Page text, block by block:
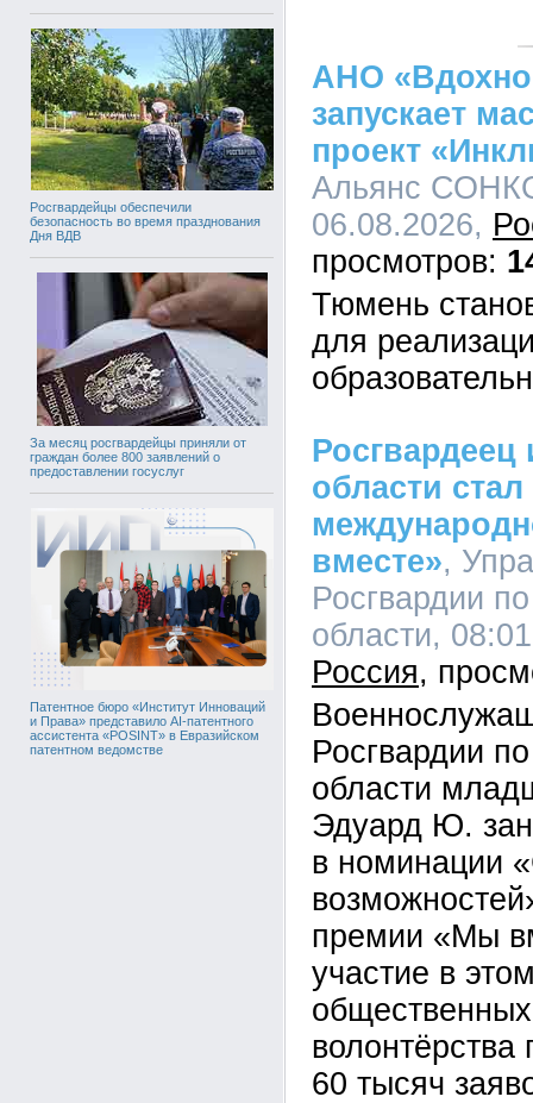
Росгвардейцы обеспечили
безопасность во время празднования
Дня ВДВ
За месяц росгвардейцы приняли от
граждан более 800 заявлений о
предоставлении госуслуг
Патентное бюро «Институт Инноваций
и Права» представило AI-патентного
ассистента «POSINT» в Евразийском
патентном ведомстве
АНО
запускает
проект
Альянс
06.08.2026,
Тюмень
для
Росгвардеец
области
вместе»,
Росгвардии
области,
Россия
Росгвардии
области
Эдуард Ю.
в номинации
премии «Мы
участие в
60 тысяч